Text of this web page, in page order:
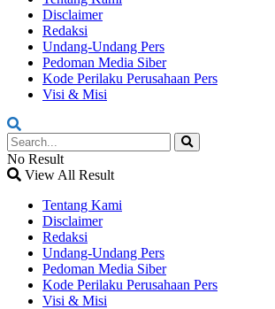
Disclaimer
Redaksi
Undang-Undang Pers
Pedoman Media Siber
Kode Perilaku Perusahaan Pers
Visi & Misi
No Result
View All Result
Tentang Kami
Disclaimer
Redaksi
Undang-Undang Pers
Pedoman Media Siber
Kode Perilaku Perusahaan Pers
Visi & Misi